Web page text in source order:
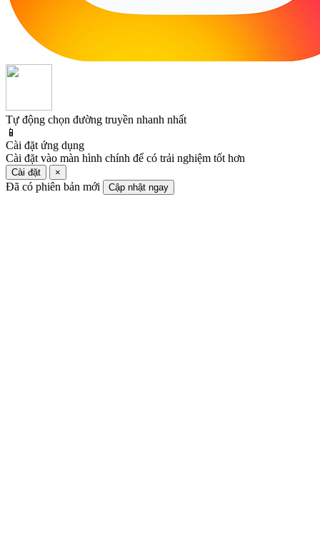
Tự động chọn đường truyền nhanh nhất
📱
Cài đặt ứng dụng
Cài đặt vào màn hình chính để có trải nghiệm tốt hơn
Cài đặt ×
Đã có phiên bản mới Cập nhật ngay